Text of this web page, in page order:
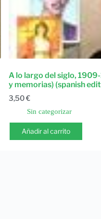
A lo largo del siglo,
y memorias) (spanish
3,50€
Sin categorizar
Añadir al carrito